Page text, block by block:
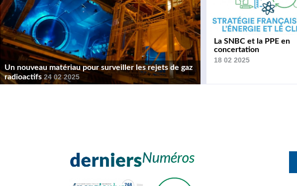
Un nouveau matériau pour surveiller les rejets de gaz
radioactifs 24 02 2025
La SNBC et la PPE en
concertation
18 02 2025